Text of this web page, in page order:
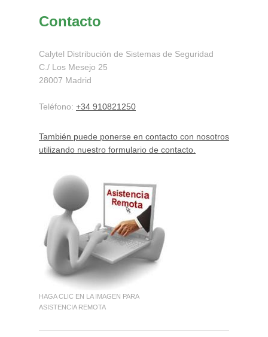
Contacto
Calytel Distribución de Sistemas de Seguridad
C./ Los Mesejo 25
28007 Madrid
Teléfono: +34 910821250
También puede ponerse en contacto con nosotros
utilizando nuestro formulario de contacto.
HAGA CLIC EN LA IMAGEN PARA
ASISTENCIA REMOTA